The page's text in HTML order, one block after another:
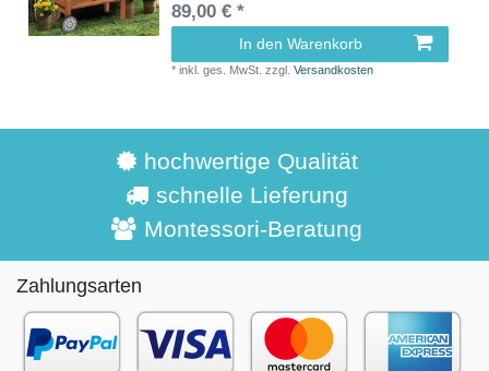
89,00 € *
In den Warenkorb
*inkl. ges. MwSt. zzgl.Versandkosten
hochwertige Qualität
schnelle Lieferung
Montessori-Beratung
Zahlungsarten